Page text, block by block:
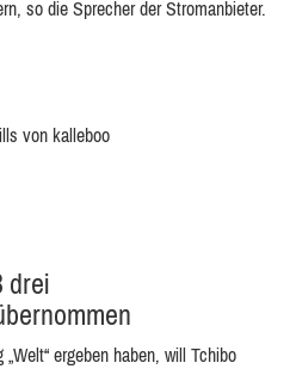
so die Sprecher der Stromanbieter.
von kalleboo
drei
ergeben haben, will Tchibo